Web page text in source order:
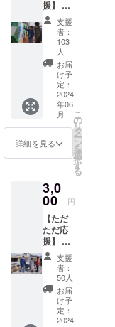
援】 御
礼の
メール
を送ら
せてい
ただき
ます。
支援
者：
103
人
お届
け予
定：
2024
年06
月
詳細を見る
こ
の
リ
タ
ー
ン
を
選
択
す
る
3,0
00 円
【ただ
ただ応
援】 御
礼の
メール
を送ら
せてい
ただき
ます
支援
者：
50人
お届
け予
定：
2024